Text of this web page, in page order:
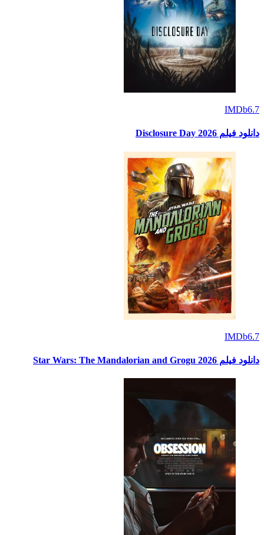
IMDb6.7
دانلود فیلم Disclosure Day 2026
IMDb6.7
دانلود فیلم Star Wars: The Mandalorian and Grogu 2026